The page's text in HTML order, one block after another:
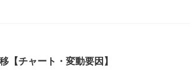
【チャート・変動要因】